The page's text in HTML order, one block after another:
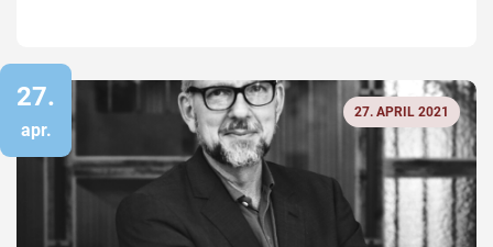
27.
apr.
27. APRIL 2021